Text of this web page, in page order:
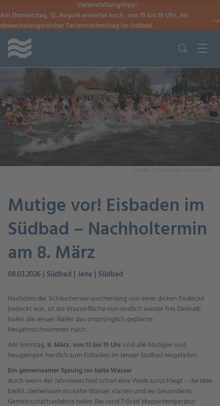
Veranstaltungstipp:
Am Donnerstag, 13. August erwartet euch, von 15 bis 18 Uhr, ein
abwechslungsreicher Feriennachmittag im Ostbad.
Mutige vor! Eisbaden im
Südbad – Nachholtermin
am 8. März
08.03.2026 | Südbad | Jena | Südbad
Nachdem der Schleichersee wochenlang von einer dicken Eisdecke
bedeckt war, ist die Wasserfläche nun endlich wieder frei. Deshalb
holen die Jenaer Bäder das ursprünglich geplante
Neujahrsschwimmen nach:
Am Sonntag, 8. März, von 13 bis 15 Uhrsind alle Mutigen und
Neugierigen herzlich zum Eisbaden im Jenaer Südbad eingeladen.
Ein gemeinsamer Sprung ins kalte Wasser
Auch wenn der Jahreswechsel schon eine Weile zurückliegt – die Idee
bleibt: Gemeinsam ins kalte Wasser starten und ein besonderes
Gemeinschaftserlebnis teilen. Bei rund 7 Grad Wassertemperatur